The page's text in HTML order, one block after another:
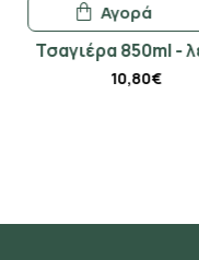
Τσαγιέρα 850ml -
10,80€
Αγορά